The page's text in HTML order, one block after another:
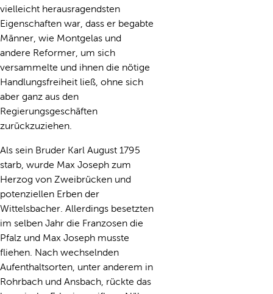
vielleicht herausragendsten
Eigenschaften war, dass er begabte
Männer, wie Montgelas und
andere Reformer, um sich
versammelte und ihnen die nötige
Handlungsfreiheit ließ, ohne sich
aber ganz aus den
Regierungsgeschäften
zurückzuziehen.
Als sein Bruder Karl August 1795
starb, wurde Max Joseph zum
Herzog von Zweibrücken und
potenziellen Erben der
Wittelsbacher. Allerdings besetzten
im selben Jahr die Franzosen die
Pfalz und Max Joseph musste
fliehen. Nach wechselnden
Aufenthaltsorten, unter anderem in
Rohrbach und Ansbach, rückte das